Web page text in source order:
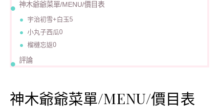
神木爺爺菜單/MENU/價目表
宇治初雪+白玉5
小丸子西瓜0
榴槤忘返0
評論
神木爺爺菜單/MENU/價目表